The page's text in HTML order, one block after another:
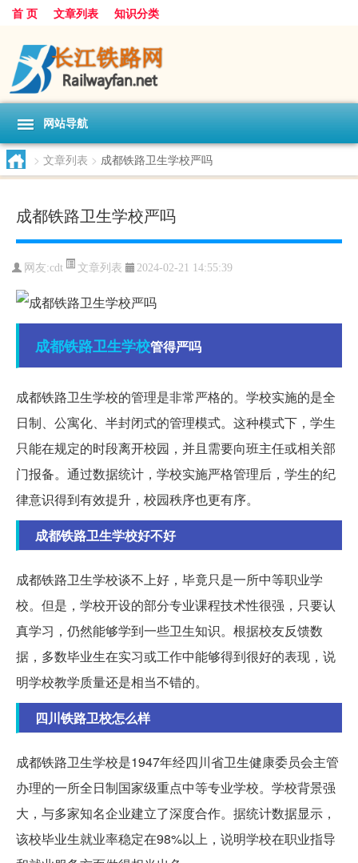
首 页 文章列表 知识分类
网站导航
> 文章列表 > 成都铁路卫生学校严吗
成都铁路卫生学校严吗
网友:cdt 文章列表 2024-02-21 14:55:39
成都铁路卫生学校管得严吗
成都铁路卫生学校的管理是非常严格的。学校实施的是全
日制、公寓化、半封闭式的管理模式。这种模式下，学生
只能在规定的时段离开校园，并且需要向班主任或相关部
门报备。通过数据统计，学校实施严格管理后，学生的纪
律意识得到有效提升，校园秩序也更有序。
成都铁路卫生学校好不好
成都铁路卫生学校谈不上好，毕竟只是一所中等职业学
校。但是，学校开设的部分专业课程技术性很强，只要认
真学习，仍然能够学到一些卫生知识。根据校友反馈数
据，多数毕业生在实习或工作中能够得到很好的表现，说
明学校教学质量还是相当不错的。
四川铁路卫校怎么样
成都铁路卫生学校是1947年经四川省卫生健康委员会主管
办理的一所全日制国家级重点中等专业学校。学校背景强
大，与多家知名企业建立了深度合作。据统计数据显示，
该校毕业生就业率稳定在98%以上，说明学校在职业指导